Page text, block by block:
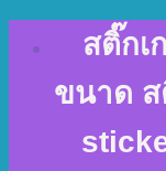
content
สติ๊กเ
ขนาด ส